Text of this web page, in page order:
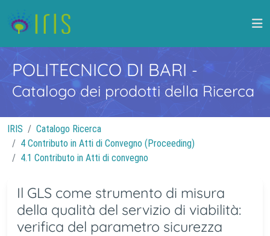
POLITECNICO DI BARI -
Catalogo dei prodotti della Ricerca
IRIS
Catalogo Ricerca
4 Contributo in Atti di Convegno (Proceeding)
4.1 Contributo in Atti di convegno
Il GLS come strumento di misura
della qualità del servizio di viabilità:
verifica del parametro sicurezza